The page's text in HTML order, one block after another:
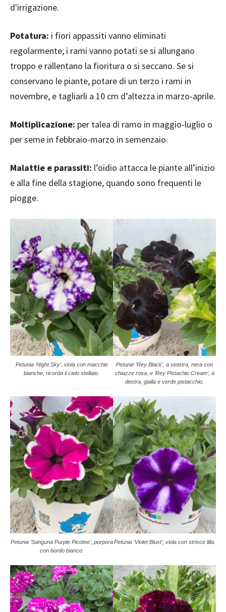
d'irrigazione.
Potatura: i fiori appassiti vanno eliminati
regolarmente; i rami vanno potati se si allungano
troppo e rallentano la fioritura o si seccano. Se si
conservano le piante, potare di un terzo i rami in
novembre, e tagliarli a 10 cm d’altezza in marzo-aprile.
Moltiplicazione: per talea di ramo in maggio-luglio o
per seme in febbraio-marzo in semenzaio.
Malattie e parassiti: l’oidio attacca le piante all’inizio
e alla fine della stagione, quando sono frequenti le
piogge.
Petunia ‘Night Sky’, viola con macchie
bianche, ricorda il cielo stellato.
Petunie ‘Rey Black’, a sinistra, nera con
chiazze rosa, e ‘Rey Pistachio Cream’, a
destra, gialla e verde pistacchio.
Petunia ‘Sanguna Purple Picotee’, porpora
con bordo bianco.
Petunia ‘Violet Blust’, viola con strisce lilla.